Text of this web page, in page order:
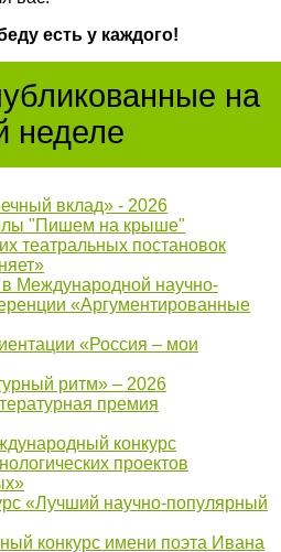
есть у каждого!
на
неделе
вклад» - 2026
"Пишем на крыше"
театральных постановок
в Международной научно-
«Аргументированные
«Россия – мои
ритм» – 2026
премия
конкурс
проектов
«Лучший научно-популярный
конкурс имени поэта Ивана